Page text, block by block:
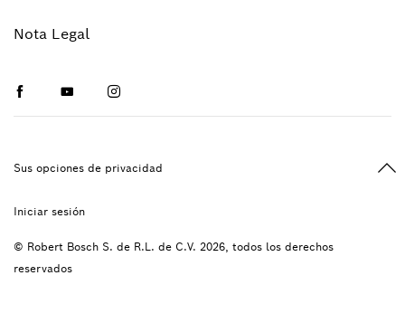
Nota Legal
FacebookYoutubeInstagram
Sus opciones de privacidad
Iniciar sesión
© Robert Bosch S. de R.L. de C.V. 2026, todos los derechos
reservados